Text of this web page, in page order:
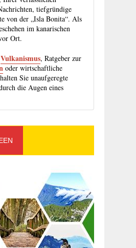
tiefgründige
von der „Isla Bonita“. Als
im kanarischen
Ort.
Vulkanismus, Ratgeber zur
oder wirtschaftliche
Sie unaufgeregte
die Augen eines